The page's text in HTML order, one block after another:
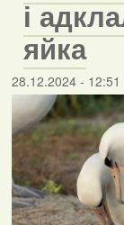
і
яйка
28.12.2024 - 12:51